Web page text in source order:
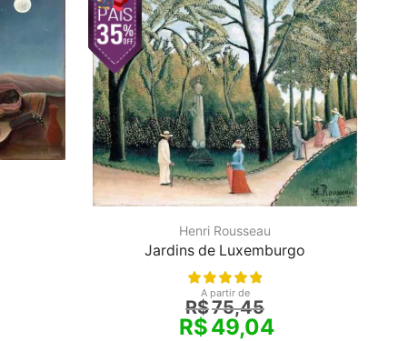
Henri Rousseau
Jardins de Luxemburgo
A partir de
R$75,45
R$49,04